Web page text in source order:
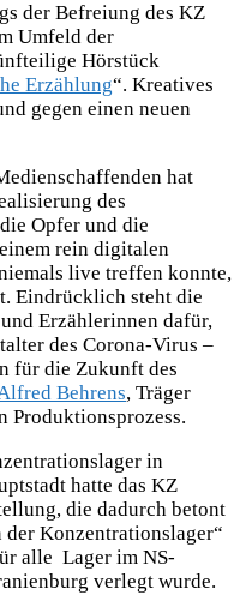
der Befreiung des KZ
Umfeld der
Hörstück
Erzählung“. Kreatives
gegen einen neuen
hat
des
Opfer und die
rein digitalen
live treffen konnte,
Eindrücklich steht die
Erzählerinnen dafür,
des Corona-Virus –
für die Zukunft des
Behrens, Träger
Produktionsprozess.
in
hatte das KZ
die dadurch betont
Konzentrationslager“
alle Lager im NS-
verlegt wurde.